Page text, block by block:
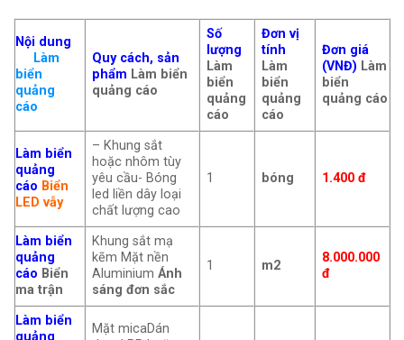
Nội dung
Làm
biển
quảng
cáo
Quy cách, sản
phẩm Làm biển
quảng cáo
Số
lượng
Làm
biển
quảng
cáo
Đơn vị
tính
Làm
biển
quảng
cáo
Đơn giá
(VNĐ) Làm
biển
quảng cáo
Làm biển
quảng
cáo Biển
LED vẫy
– Khung sắt
hoặc nhôm tùy
yêu cầu- Bóng
led liền dây loại
chất lượng cao
1 bóng 1.400 đ
Làm biển
quảng
cáo Biển
ma trận
Khung sắt mạ
kẽm Mặt nền
AluminiumÁnh
sáng đơn sắc
1 m2
8.000.000
đ
Làm biển
quảng
Mặt micaDán